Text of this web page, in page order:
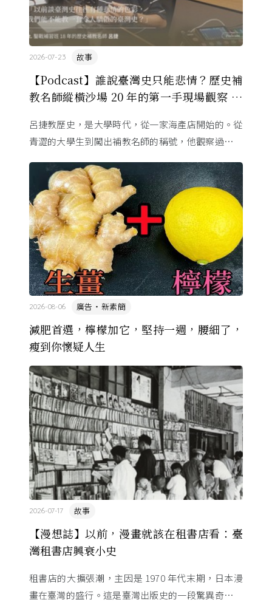
【Podcast】誰說臺灣史只能悲情？歷史補
教名師縱橫沙場 20 年的第一手現場觀察 ft.
故事
2026-07-23
呂捷教歷史，是大學時代，從一家海產店開始的。從
青澀的大學生到闖出補教名師的稱號，他觀察過幾十
裡幾乎沒有臺灣史，一路 ...
減肥首選，檸檬加它，堅持一週，腰細了，
瘦到你懷疑人生
廣告・新素簡
2026-08-06
【漫想誌】以前，漫畫就該在租書店看：臺
灣租書店興衰小史
故事
2026-07-17
租書店的大擴張潮，主因是 1970 年代末期，日本漫
畫在臺灣的盛行。這是臺灣出版史的一段驚異奇航。